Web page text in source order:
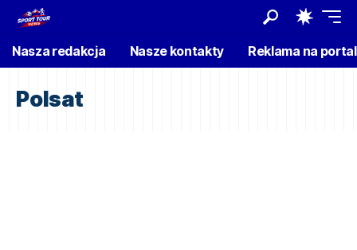
Nasza redakcja Nasze kontakty Reklama na
Polsat